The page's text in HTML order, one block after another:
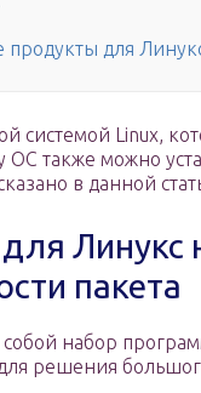
для
системой Linux,
OC также можно
в данной
Линукс
пакета
набор
решения